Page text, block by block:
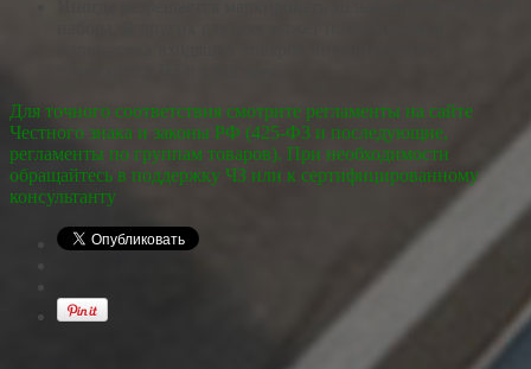
Для точного соответствия смотрите регламенты на сайте
Честного знака и законы РФ (425-ФЗ и последующие,
регламенты по группам товаров). При необходимости
обращайтесь в поддержку ЧЗ или к сертифицированному
консультанту